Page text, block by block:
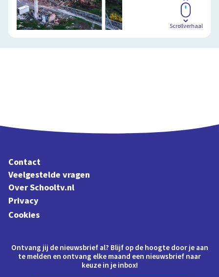
Scrollverhaal
Contact
Veelgestelde vragen
Over Schooltv.nl
Privacy
Cookies
Ontvang jij de nieuwsbrief al? Blijf op de hoogte door je aan
te melden en ontvang elke maand een nieuwsbrief naar
keuze in je inbox!